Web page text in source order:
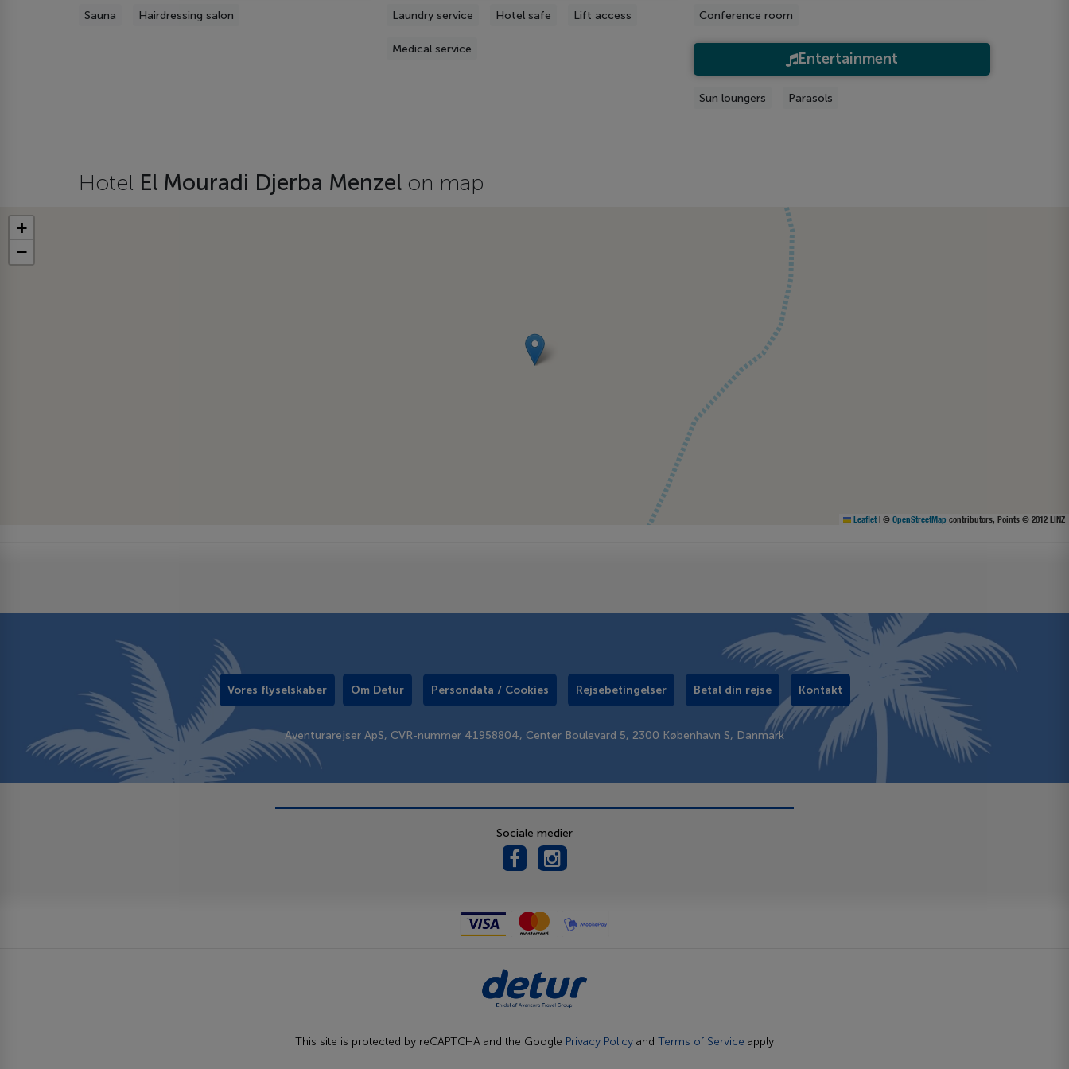
Sauna Hairdressing salon Laundry service Hotel safe Lift access
Medical service
Conference room
Entertainment
Sun loungers Parasols
Hotel El Mouradi Djerba Menzel on map
+
−
Leaflet | © OpenStreetMap contributors, Points © 2012 LINZ
Vores flyselskaber Om Detur Persondata / Cookies Rejsebetingelser Betal din rejse Kontakt
Aventurarejser ApS, CVR-nummer 41958804, Center Boulevard 5, 2300 København S, Danmark
Sociale medier
This site is protected by reCAPTCHA and the Google Privacy Policy and Terms of Service apply